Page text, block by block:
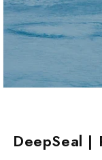
DeepSeal |